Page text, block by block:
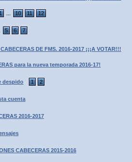
10 11 12
5 6 7
DE FMS. 2016-2017 ¡¡¡A VOTAR!!!
para la nueva temporada 2016-17!
despido 1 2
cuenta
2016-2017
CABECERAS 2015-2016